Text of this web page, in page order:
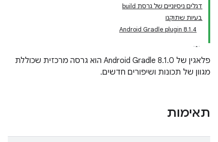
דגלים ניסיוניים של גרסת build
בעיות שתוקנו
Android Gradle plugin 8.1.4
‫פלאגין של Android Gradle 8.1.0 הוא גרסה מרכזית שכוללת
מגוון של תכונות ושיפורים חדשים.
תאימות